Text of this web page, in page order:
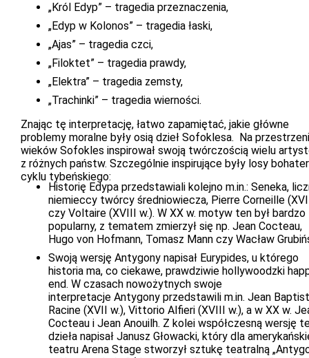
„Król Edyp” – tragedia przeznaczenia,
„Edyp w Kolonos” – tragedia łaski,
„Ajas” – tragedia czci,
„Filoktet” – tragedia prawdy,
„Elektra” – tragedia zemsty,
„Trachinki” – tragedia wierności.
Znając tę interpretację, łatwo zapamiętać, jakie główne
problemy moralne były osią dzieł Sofoklesa. Na przestrzeni
wieków Sofokles inspirował swoją twórczością wielu
z różnych państw. Szczególnie inspirujące były losy
cyklu tybeńskiego:
Historię Edypa przedstawiali kolejno m.in.: Seneka,
niemieccy twórcy średniowiecza, Pierre Corneille
czy Voltaire (XVIII w.). W XX w. motyw ten był bardzo
popularny, z tematem zmierzył się np. Jean Cocteau,
Hugo von Hofmann, Tomasz Mann czy Wacław
Swoją wersję Antygony napisał Eurypides, u którego
historia ma, co ciekawe, prawdziwie hollywoodzki
end. W czasach nowożytnych swoje
interpretacje Antygony przedstawili m.in. Jean
Racine (XVII w.), Vittorio Alfieri (XVIII w.), a w XX w.
Cocteau i Jean Anouilh. Z kolei współczesną wersję
dzieła napisał Janusz Głowacki, który dla
teatru Arena Stage stworzył sztukę teatralną